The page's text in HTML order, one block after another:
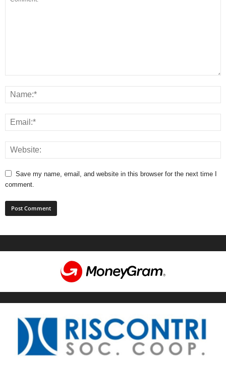
Save my name, email, and website in this browser for the next time I
comment.